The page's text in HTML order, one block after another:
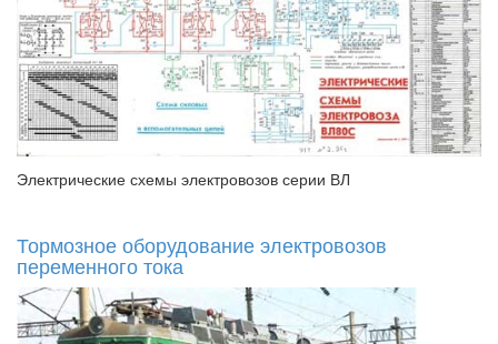
Электрические схемы электровозов серии ВЛ
Тормозное оборудование электровозов
переменного тока